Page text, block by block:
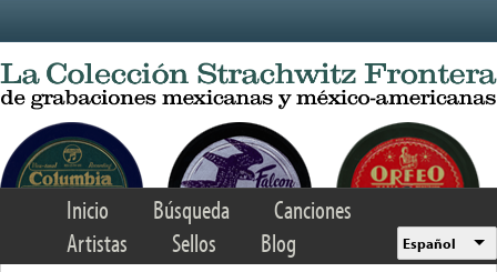
Inicio Búsqueda
Canciones
Artistas
Sellos Blog Español